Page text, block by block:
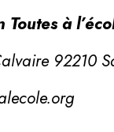
Toutes à
92210